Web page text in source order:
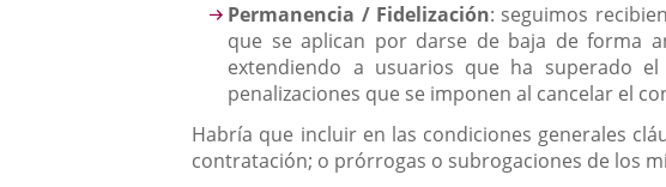
Permanencia / Fidelización: seguimos
que se aplican por darse de baja de forma
extendiendo a usuarios que ha superado
penalizaciones que se imponen al cancelar el
Habría que incluir en las condiciones generales
contratación; o prórrogas o subrogaciones de los